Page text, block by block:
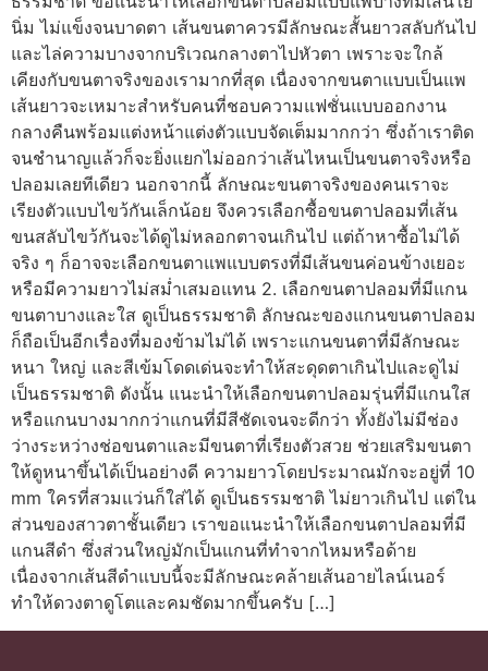
นิ่ม ไม่แข็งจนบาดตา เส้นขนตาควรมีลักษณะสั้นยาวสลับกันไป
และไล่ความบางจากบริเวณกลางตาไปหัวตา เพราะจะใกล้
เคียงกับขนตาจริงของเรามากที่สุด เนื่องจากขนตาแบบเป็นแพ
เส้นยาวจะเหมาะสำหรับคนที่ชอบความแฟชั่นแบบออกงาน
กลางคืนพร้อมแต่งหน้าแต่งตัวแบบจัดเต็มมากกว่า ซึ่งถ้าเราติด
จนชำนาญแล้วก็จะยิ่งแยกไม่ออกว่าเส้นไหนเป็นขนตาจริงหรือ
ปลอมเลยทีเดียว นอกจากนี้ ลักษณะขนตาจริงของคนเราจะ
เรียงตัวแบบไขว้กันเล็กน้อย จึงควรเลือกซื้อขนตาปลอมที่เส้น
ขนสลับไขว้กันจะได้ดูไม่หลอกตาจนเกินไป แต่ถ้าหาซื้อไม่ได้
จริง ๆ ก็อาจจะเลือกขนตาแพแบบตรงที่มีเส้นขนค่อนข้างเยอะ
หรือมีความยาวไม่สม่ำเสมอแทน 2. เลือกขนตาปลอมที่มีแกน
ขนตาบางและใส ดูเป็นธรรมชาติ ลักษณะของแกนขนตาปลอม
ก็ถือเป็นอีกเรื่องที่มองข้ามไม่ได้ เพราะแกนขนตาที่มีลักษณะ
หนา ใหญ่ และสีเข้มโดดเด่นจะทำให้สะดุดตาเกินไปและดูไม่
เป็นธรรมชาติ ดังนั้น แนะนำให้เลือกขนตาปลอมรุ่นที่มีแกนใส
หรือแกนบางมากกว่าแกนที่มีสีชัดเจนจะดีกว่า ทั้งยังไม่มีช่อง
ว่างระหว่างช่อขนตาและมีขนตาที่เรียงตัวสวย ช่วยเสริมขนตา
ให้ดูหนาขึ้นได้เป็นอย่างดี ความยาวโดยประมาณมักจะอยู่ที่ 10
mm ใครที่สวมแว่นก็ใส่ได้ ดูเป็นธรรมชาติ ไม่ยาวเกินไป แต่ใน
ส่วนของสาวตาชั้นเดียว เราขอแนะนำให้เลือกขนตาปลอมที่มี
แกนสีดำ ซึ่งส่วนใหญ่มักเป็นแกนที่ทำจากไหมหรือด้าย
เนื่องจากเส้นสีดำแบบนี้จะมีลักษณะคล้ายเส้นอายไลน์เนอร์
ทำให้ดวงตาดูโตและคมชัดมากขึ้นครับ […]